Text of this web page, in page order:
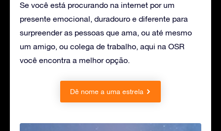
Se você está procurando na internet por um
presente emocional, duradouro e diferente para
surpreender as pessoas que ama, ou até mesmo
um amigo, ou colega de trabalho, aqui na OSR
você encontra a melhor opção.
Dê nome a uma estrela